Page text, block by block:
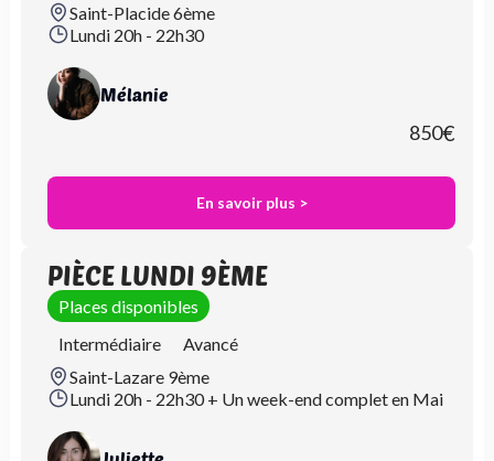
Saint-Placide 6ème
Lundi 20h - 22h30
Mélanie
850€
En savoir plus >
PIÈCE LUNDI 9ÈME
Places disponibles
Intermédiaire
Avancé
Saint-Lazare 9ème
Lundi 20h - 22h30 + Un week-end complet en Mai